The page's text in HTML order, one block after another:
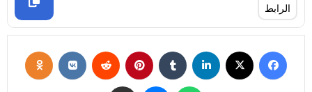
الرابط